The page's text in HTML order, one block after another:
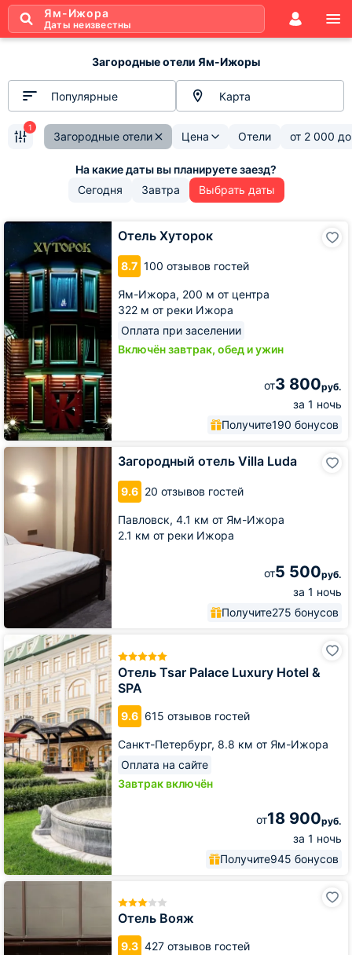
Ям-Ижора
Даты неизвестны
Загородные отели Ям-Ижоры
Популярные Карта
Загородные отели Цена Отели от 2 000
1
Сегодня Завтра Выбрать даты
Отель Хуторок
8.7 100 отзывов гостей
Ям-Ижора, 200 м от центра
322 м от реки Ижора
Оплата при заселении
Включён завтрак, обед и ужин
от3 800руб.
за 1 ночь
Получите190 бонусов
Отель
Хуторок
Загородный отель Villa Luda
9.6 20 отзывов гостей
Павловск, 4.1 км от Ям-Ижора
2.1 км от реки Ижора
от5 500руб.
за 1 ночь
Получите275 бонусов
Загородный
отель
Villa
Luda
Отель Tsar Palace Luxury Hotel &
SPA
9.6 615 отзывов гостей
Санкт-Петербург, 8.8 км от Ям-Ижора
Оплата на сайте
Завтрак включён
от18 900руб.
за 1 ночь
Получите945 бонусов
Отель
Tsar
Palace
Luxury
Hotel
&
SPA
Отель Вояж
9.3 427 отзывов гостей
Отель